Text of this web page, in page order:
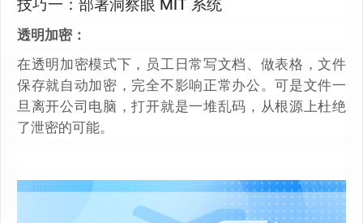
技巧一：部署洞察眼 MIT 系统
透明加密：
在透明加密模式下，员工日常写文档、做表格，文件
保存就自动加密，完全不影响正常办公。可是文件一
旦离开公司电脑，打开就是一堆乱码，从根源上杜绝
了泄密的可能。